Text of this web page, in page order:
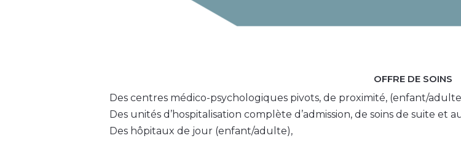
OFFRE DE SOINS
Des centres médico-psychologiques pivots, de proximité, (enfant/
Des unités d’hospitalisation complète d’admission, de soins de suite et
Des hôpitaux de jour (enfant/adulte),